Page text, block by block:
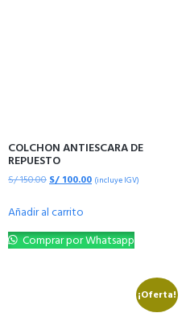
COLCHON ANTIESCARA DE
REPUESTO
S/150.00S/100.00 (incluye IGV)
Añadir al carrito
Comprar por Whatsapp
¡Oferta!